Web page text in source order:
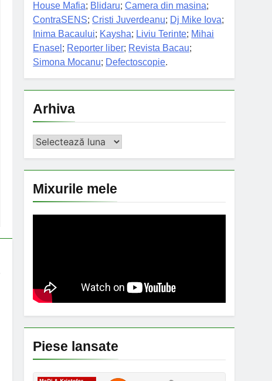
House Mafia; Blidaru;Camera din masina;
ContraSENS;Cristi Juverdeanu; Dj Mike Iova;
Inima Bacaului; Kaysha; Liviu Terinte; Mihai
Enasel ; Reporter liber; Revista Bacau;
Simona Mocanu; Defectoscopie.
Arhiva
Arhiva
Mixurile mele
Piese lansate